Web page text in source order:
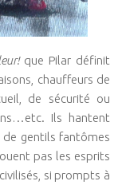
que Pilar définit
chauffeurs de
de sécurité ou
Ils hantent
gentils fantômes
pas les esprits
si prompts à